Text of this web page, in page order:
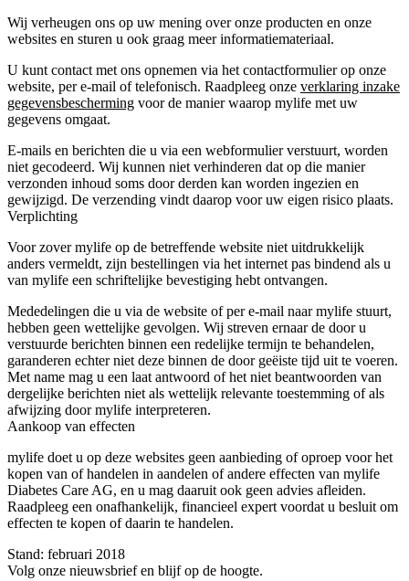
Wij verheugen ons op uw mening over onze producten en onze
websites en sturen u ook graag meer informatiemateriaal.
U kunt contact met ons opnemen via het contactformulier op onze
website, per e-mail of telefonisch. Raadpleeg onze verklaring inzake
gegevensbescherming voor de manier waarop mylife met uw
gegevens omgaat.
E-mails en berichten die u via een webformulier verstuurt, worden
niet gecodeerd. Wij kunnen niet verhinderen dat op die manier
verzonden inhoud soms door derden kan worden ingezien en
gewijzigd. De verzending vindt daarop voor uw eigen risico plaats.
Verplichting
Voor zover mylife op de betreffende website niet uitdrukkelijk
anders vermeldt, zijn bestellingen via het internet pas bindend als u
van mylife een schriftelijke bevestiging hebt ontvangen.
Mededelingen die u via de website of per e-mail naar mylife stuurt,
hebben geen wettelijke gevolgen. Wij streven ernaar de door u
verstuurde berichten binnen een redelijke termijn te behandelen,
garanderen echter niet deze binnen de door geëiste tijd uit te voeren.
Met name mag u een laat antwoord of het niet beantwoorden van
dergelijke berichten niet als wettelijk relevante toestemming of als
afwijzing door mylife interpreteren.
Aankoop van effecten
mylife doet u op deze websites geen aanbieding of oproep voor het
kopen van of handelen in aandelen of andere effecten van mylife
Diabetes Care AG, en u mag daaruit ook geen advies afleiden.
Raadpleeg een onafhankelijk, financieel expert voordat u besluit om
effecten te kopen of daarin te handelen.
Stand: februari 2018
Volg onze nieuwsbrief en blijf op de hoogte.